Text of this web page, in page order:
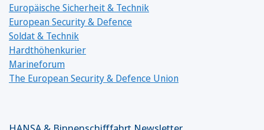
Europäische Sicherheit & Technik
European Security & Defence
Soldat & Technik
Hardthöhenkurier
Marineforum
The European Security & Defence Union